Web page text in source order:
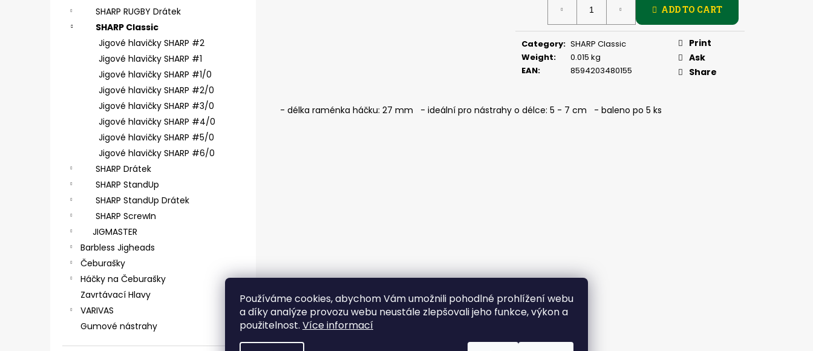
Používáme cookies, abychom Vám umožnili pohodlné prohlížení webu
a díky analýze provozu webu neustále zlepšovali jeho funkce, výkon a
použitelnost. Více informací
SHARP RUGBY Drátek
SHARP Classic
Jigové hlavičky SHARP #2
Jigové hlavičky SHARP #1
Jigové hlavičky SHARP #1/0
Jigové hlavičky SHARP #2/0
Jigové hlavičky SHARP #3/0
Jigové hlavičky SHARP #4/0
Jigové hlavičky SHARP #5/0
Jigové hlavičky SHARP #6/0
SHARP Drátek
SHARP StandUp
SHARP StandUp Drátek
SHARP ScrewIn
JIGMASTER
Barbless Jigheads
Čeburašky
Háčky na Čeburašky
Zavrtávací Hlavy
VARIVAS
Gumové nástrahy
ADD TO CART
Category: SHARP Classic
Weight:
0.015 kg
EAN: 8594203480155
Print
Ask
Share
- délka raménka háčku: 27 mm - ideální pro nástrahy o délce: 5 - 7 cm - baleno po 5 ks
ČIHÁTKO POD PRUT - 30 MM
ČIHÁTKO PŘED ŠPIČKU - KULIČKA 30 MM